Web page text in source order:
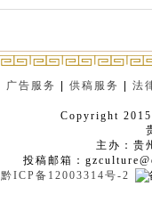
广告服务 |供稿服务 |法
Copyright
主办：贵
投稿邮箱：
黔ICP备12003314号-2